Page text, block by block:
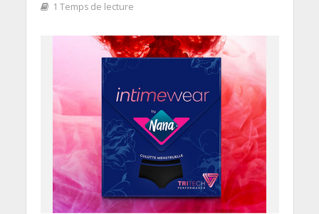
1 Temps de lecture